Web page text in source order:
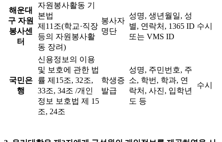
해운대
구 자원
봉사센
터
자원봉사활동 기
본법
제11조(학교·직장
등의 자원봉사활
동 장려)
봉사자
명단
성명, 생년월일, 성
별, 연락처, 1365 ID
또는 VMS ID
수시
국민은
행
신용정보의 이용
및 보호에 관한 법
률 제15조, 32조,
33조, 34조 /개인
정보 보호법 제 15
조, 24조
학생증
발급
성명, 주민번호, 주
소, 학번, 학과, 연
락처, 사진, 입학년
도 등
수시